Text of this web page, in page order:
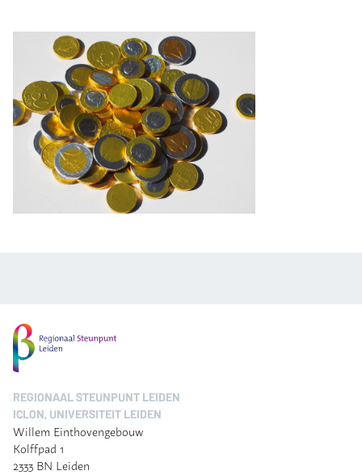
REGIONAAL STEUNPUNT LEIDEN
ICLON, UNIVERSITEIT LEIDEN
Willem Einthovengebouw
Kolffpad 1
2333 BN Leiden